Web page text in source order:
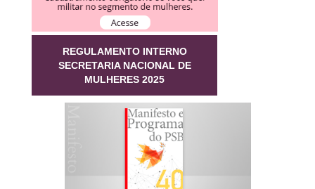
REGULAMENTO INTERNO
SECRETARIA NACIONAL DE
MULHERES 2025